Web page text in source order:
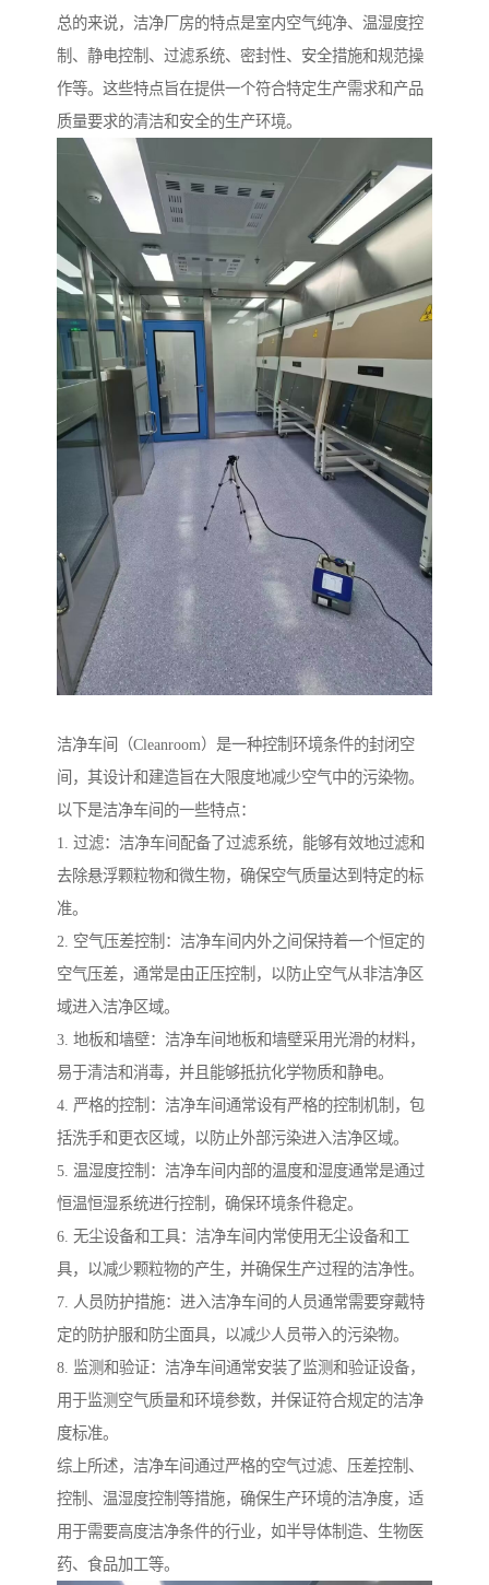
总的来说，洁净厂房的特点是室内空气纯净、温湿度控
制、静电控制、过滤系统、密封性、安全措施和规范操
作等。这些特点旨在提供一个符合特定生产需求和产品
质量要求的清洁和安全的生产环境。
洁净车间（Cleanroom）是一种控制环境条件的封闭空
间，其设计和建造旨在大限度地减少空气中的污染物。
以下是洁净车间的一些特点：
1. 过滤：洁净车间配备了过滤系统，能够有效地过滤和
去除悬浮颗粒物和微生物，确保空气质量达到特定的标
准。
2. 空气压差控制：洁净车间内外之间保持着一个恒定的
空气压差，通常是由正压控制，以防止空气从非洁净区
域进入洁净区域。
3. 地板和墙壁：洁净车间地板和墙壁采用光滑的材料，
易于清洁和消毒，并且能够抵抗化学物质和静电。
4. 严格的控制：洁净车间通常设有严格的控制机制，包
括洗手和更衣区域，以防止外部污染进入洁净区域。
5. 温湿度控制：洁净车间内部的温度和湿度通常是通过
恒温恒湿系统进行控制，确保环境条件稳定。
6. 无尘设备和工具：洁净车间内常使用无尘设备和工
具，以减少颗粒物的产生，并确保生产过程的洁净性。
7. 人员防护措施：进入洁净车间的人员通常需要穿戴特
定的防护服和防尘面具，以减少人员带入的污染物。
8. 监测和验证：洁净车间通常安装了监测和验证设备，
用于监测空气质量和环境参数，并保证符合规定的洁净
度标准。
综上所述，洁净车间通过严格的空气过滤、压差控制、
控制、温湿度控制等措施，确保生产环境的洁净度，适
用于需要高度洁净条件的行业，如半导体制造、生物医
药、食品加工等。